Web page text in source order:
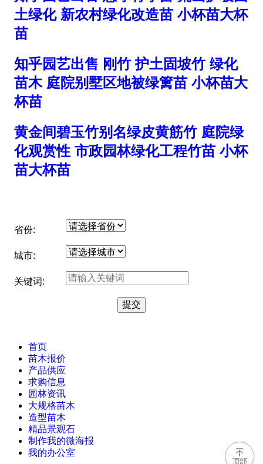
土绿化 新农村绿化改造苗 小杯苗大杯
苗
知乎园艺出售 刚竹 护土固坡竹 绿化
苗木 庭院别墅区地被绿篱苗 小杯苗大
杯苗
黄金间碧玉竹别名绿皮黄筋竹 庭院绿
化观赏性 市政园林绿化工程竹苗 小杯
苗大杯苗
省份:
城市:
关键词:
首页
苗木报价
产品供应
求购信息
园林资讯
大规格苗木
造型苗木
精品景观石
制作我的微海报
我的办公室